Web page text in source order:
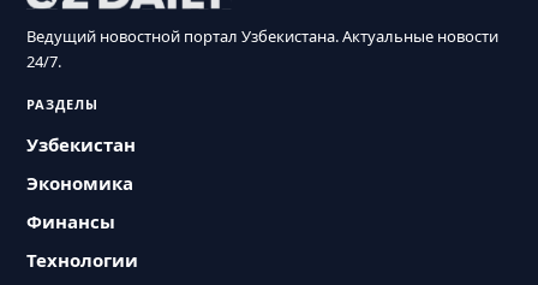
Ведущий новостной портал Узбекистана. Актуальные новости
24/7.
РАЗДЕЛЫ
Узбекистан
Экономика
Финансы
Технологии